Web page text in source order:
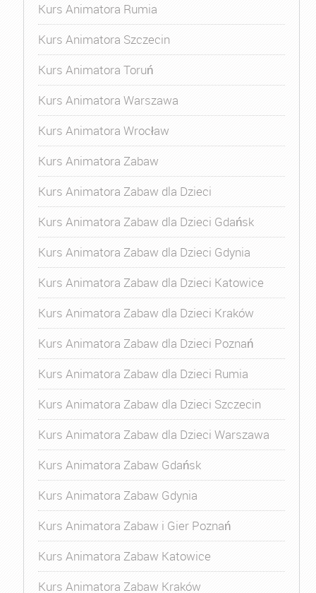
Kurs Animatora Rumia
Kurs Animatora Szczecin
Kurs Animatora Toruń
Kurs Animatora Warszawa
Kurs Animatora Wrocław
Kurs Animatora Zabaw
Kurs Animatora Zabaw dla Dzieci
Kurs Animatora Zabaw dla Dzieci Gdańsk
Kurs Animatora Zabaw dla Dzieci Gdynia
Kurs Animatora Zabaw dla Dzieci Katowice
Kurs Animatora Zabaw dla Dzieci Kraków
Kurs Animatora Zabaw dla Dzieci Poznań
Kurs Animatora Zabaw dla Dzieci Rumia
Kurs Animatora Zabaw dla Dzieci Szczecin
Kurs Animatora Zabaw dla Dzieci Warszawa
Kurs Animatora Zabaw Gdańsk
Kurs Animatora Zabaw Gdynia
Kurs Animatora Zabaw i Gier Poznań
Kurs Animatora Zabaw Katowice
Kurs Animatora Zabaw Kraków